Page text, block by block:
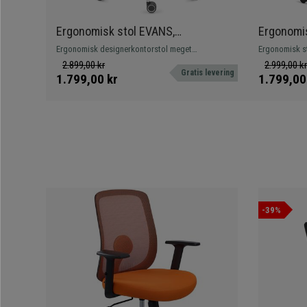
Ergonomisk stol EVANS,
Professionel Brug I 8 Timer, Flot
Design og Kvalitet, Metalfod, I Grå
Ergonomisk designerkontorstol meget
komfortabel, med elegant design og metalfod.
2.899,00 kr
1.799,00 kr Gratis levering
Brug,
Ergonomisk
til intensiv
og kvalitet.
2.999,00 kr
-39%